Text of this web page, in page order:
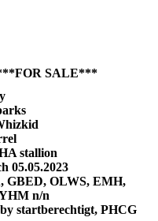
SALE***
stallion
05.05.2023
GBED, OLWS, EMH,
n/n
startberechtigt, PHCG